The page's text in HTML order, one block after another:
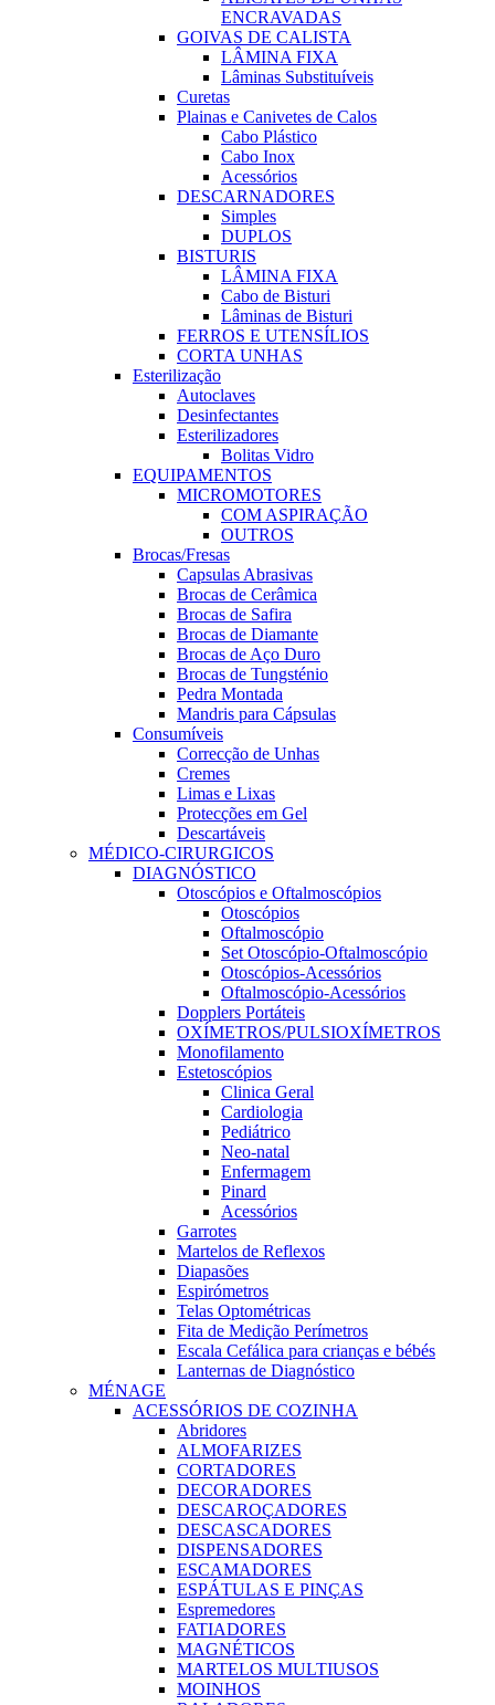
ENCRAVADAS
GOIVAS DE CALISTA
LÂMINA FIXA
Lâminas Substituíveis
Curetas
Plainas e Canivetes de Calos
Cabo Plástico
Cabo Inox
Acessórios
DESCARNADORES
Simples
DUPLOS
BISTURIS
LÂMINA FIXA
Cabo de Bisturi
Lâminas de Bisturi
FERROS E UTENSÍLIOS
CORTA UNHAS
Esterilização
Autoclaves
Desinfectantes
Esterilizadores
Bolitas Vidro
EQUIPAMENTOS
MICROMOTORES
COM ASPIRAÇÃO
OUTROS
Brocas/Fresas
Capsulas Abrasivas
Brocas de Cerâmica
Brocas de Safira
Brocas de Diamante
Brocas de Aço Duro
Brocas de Tungsténio
Pedra Montada
Mandris para Cápsulas
Consumíveis
Correcção de Unhas
Cremes
Limas e Lixas
Protecções em Gel
Descartáveis
MÉDICO-CIRURGICOS
DIAGNÓSTICO
Otoscópios e Oftalmoscópios
Otoscópios
Oftalmoscópio
Set Otoscópio-Oftalmoscópio
Otoscópios-Acessórios
Oftalmoscópio-Acessórios
Dopplers Portáteis
OXÍMETROS/PULSIOXÍMETROS
Monofilamento
Estetoscópios
Clinica Geral
Cardiologia
Pediátrico
Neo-natal
Enfermagem
Pinard
Acessórios
Garrotes
Martelos de Reflexos
Diapasões
Espirómetros
Telas Optométricas
Fita de Medição Perímetros
Escala Cefálica para crianças e bébés
Lanternas de Diagnóstico
MÉNAGE
ACESSÓRIOS DE COZINHA
Abridores
ALMOFARIZES
CORTADORES
DECORADORES
DESCAROÇADORES
DESCASCADORES
DISPENSADORES
ESCAMADORES
ESPÁTULAS E PINÇAS
Espremedores
FATIADORES
MAGNÉTICOS
MARTELOS MULTIUSOS
MOINHOS